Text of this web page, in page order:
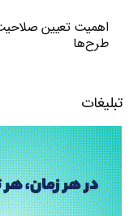
اهمیت تعیین
طرح‌ها
تبلیغات